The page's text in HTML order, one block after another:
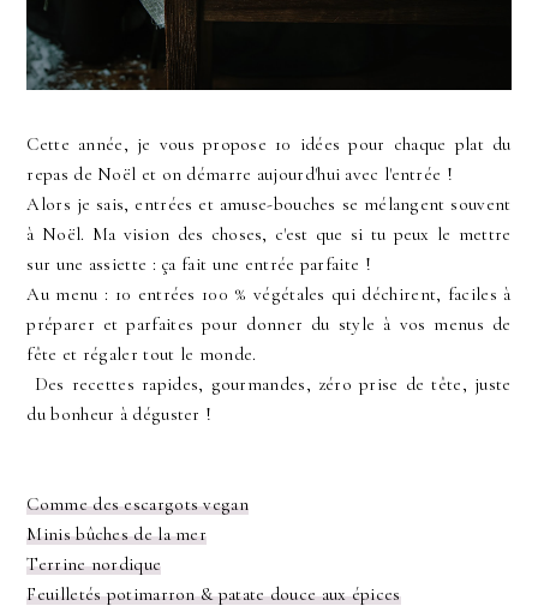
Cette année, je vous propose 10 idées pour chaque plat du
repas de Noël et on démarre aujourd'hui avec l'entrée !
Alors je sais, entrées et amuse-bouches se mélangent souvent
à Noël. Ma vision des choses, c'est que si tu peux le mettre
sur une assiette : ça fait une entrée parfaite !
Au menu : 10 entrées 100 % végétales qui déchirent, faciles à
préparer et parfaites pour donner du style à vos menus de
fête et régaler tout le monde.
Des recettes rapides, gourmandes, zéro prise de tête, juste
du bonheur à déguster !
Comme des escargots vegan
Minis bûches de la mer
Terrine nordique
Feuilletés potimarron & patate douce aux épices